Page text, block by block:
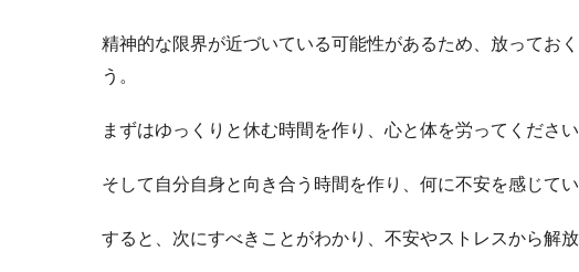
精神的な限界が近づいている可能性があるため、放ってお
う。
まずはゆっくりと休む時間を作り、心と体を労ってください
そして自分自身と向き合う時間を作り、何に不安を感じて
すると、次にすべきことがわかり、不安やストレスから解放